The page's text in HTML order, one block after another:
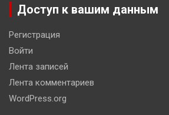
Доступ к вашим данным
Регистрация
Войти
Лента записей
Лента комментариев
WordPress.org